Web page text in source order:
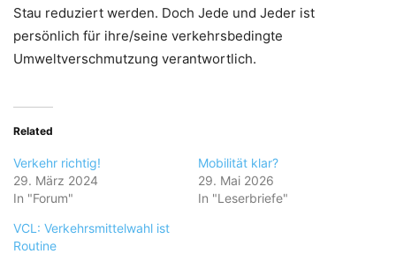
Stau reduziert werden. Doch Jede und Jeder ist
persönlich für ihre/seine verkehrsbedingte
Umweltverschmutzung verantwortlich.
Related
Verkehr richtig!
29. März 2024
In "Forum"
Mobilität klar?
29. Mai 2026
In "Leserbriefe"
VCL: Verkehrsmittelwahl ist
Routine